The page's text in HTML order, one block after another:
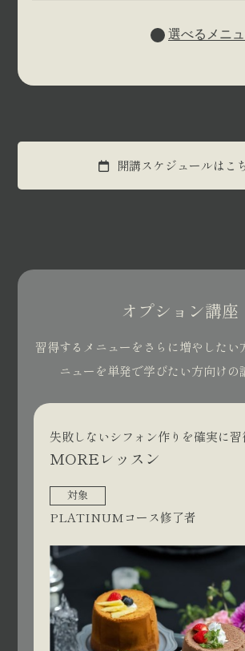
選べるメニ
開講スケジュールはこ
オプション講座
習得するメニューをさらに増やしたい
ニューを単発で学びたい方向けの
失敗しないシフォン作りを確実に習
MOREレッスン
対象
PLATINUMコース修了者